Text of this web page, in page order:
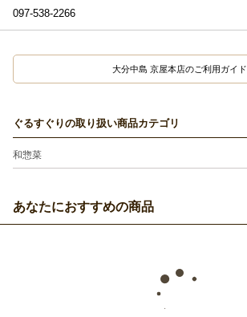
097-538-2266
大分中島 京屋本店のご利用ガイド
ぐるすぐりの取り扱い商品カテゴリ
和惣菜
あなたにおすすめの商品